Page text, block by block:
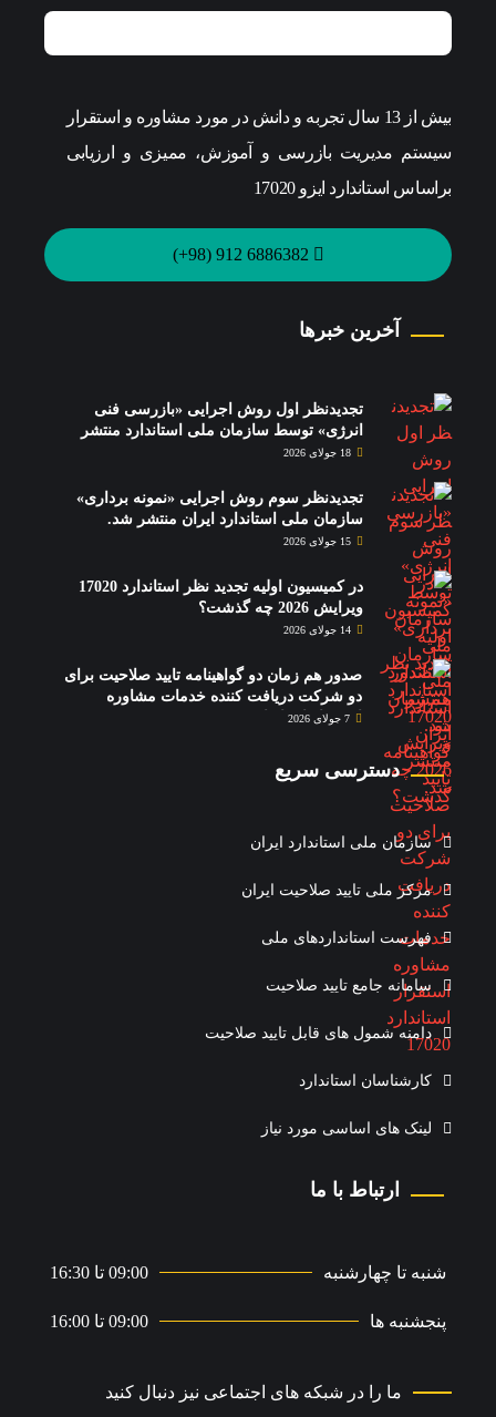
بیش از 13 سال تجربه و دانش در مورد مشاوره و استقرار
سیستم مدیریت بازرسی و آموزش، ممیزی و ارزیابی
براساس استاندارد ایزو 17020
6886382 912 (98+)
آخرین خبرها
تجدیدنظر اول روش اجرایی «بازرسی فنی
انرژی» توسط سازمان ملی استاندارد منتشر
شد.
18 جولای 2026
تجدیدنظر سوم روش اجرایی «نمونه برداری»
سازمان ملی استاندارد ایران منتشر شد.
15 جولای 2026
در کمیسیون اولیه تجدید نظر استاندارد 17020
ویرایش 2026 چه گذشت؟
14 جولای 2026
صدور هم زمان دو گواهینامه تایید صلاحیت برای
دو شرکت دریافت کننده خدمات مشاوره
استقرار استاندارد 17020
7 جولای 2026
دسترسی سریع
سازمان ملی استاندارد ایران
مرکز ملی تایید صلاحیت ایران
فهرست استانداردهای ملی
سامانه جامع تایید صلاحیت
دامنه شمول های قابل تایید صلاحیت
کارشناسان استاندارد
لینک های اساسی مورد نیاز
ارتباط با ما
شنبه تا چهارشنبه 09:00 تا 16:30
پنجشنبه ها 09:00 تا 16:00
ما را در شبکه های اجتماعی نیز دنبال کنید